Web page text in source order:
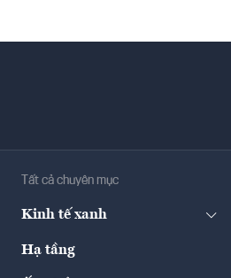
Tất cả chuyên mục
Kinh tế xanh
Hạ tầng